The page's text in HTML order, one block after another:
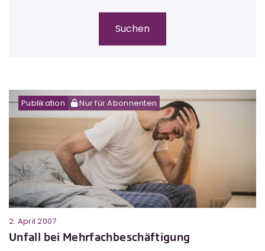
Publikation Nur für Abonnenten
2. April 2007
Unfall bei Mehrfachbeschäftigung